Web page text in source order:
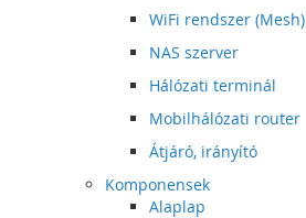
WiFi rendszer (Mesh)
NAS szerver
Hálózati terminál
Mobilhálózati router
Átjáró, irányító
Komponensek
Alaplap